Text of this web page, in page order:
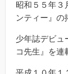
昭和５５年３
ンティー』の
少年誌デビュ
コ先生』を連